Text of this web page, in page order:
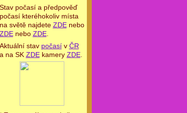
Stav počasí a předpověď
počasí kteréhokoliv místa
na světě najdete ZDEnebo
ZDEnebo ZDE.
Aktuální stav počasív ČR
a na SK ZDEkamery ZDE.